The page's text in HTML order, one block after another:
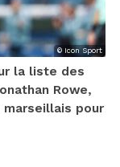
© Icon Sport
la liste des
Rowe,
pour